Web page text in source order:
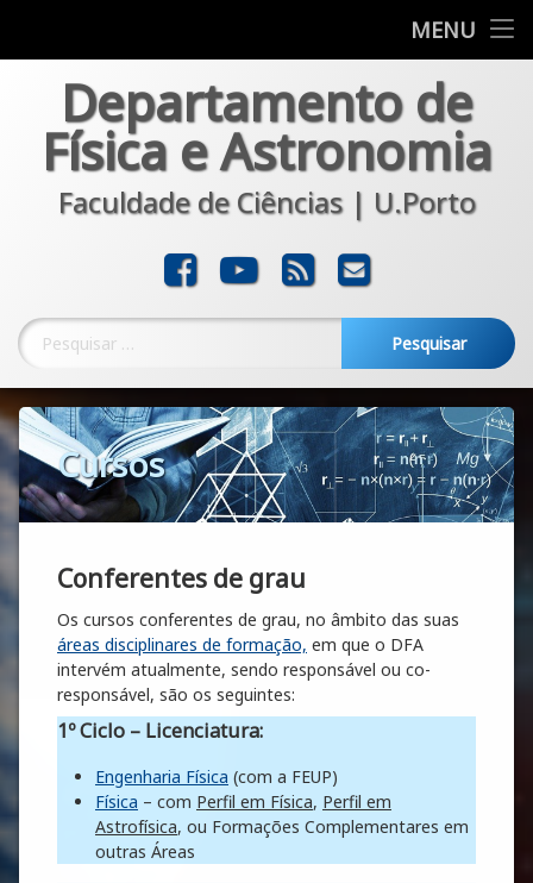
MENU
Formação
Investigação
Comunicação
Noticias
Departamento de
Física e Astronomia
Faculdade de Ciências | U.Porto
FacebookYouTube
RSS E-mail
Pesquisar por:
Cursos
Conferentes de grau
Os cursos conferentes de grau, no âmbito das suas
áreas disciplinares de formação, em que o DFA
intervém atualmente, sendo responsável ou co-
responsável, são os seguintes:
1º Ciclo – Licenciatura:
Engenharia Física (com a FEUP)
Física – com Perfil em Física, Perfil em
Astrofísica, ou Formações Complementares em
outras Áreas